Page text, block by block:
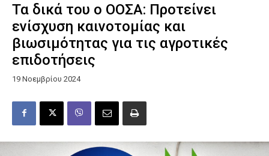
Τα δικά του ο ΟΟΣΑ: Προτείνει
ενίσχυση καινοτομίας και
βιωσιμότητας για τις αγροτικές
επιδοτήσεις
19 Νοεμβρίου 2024